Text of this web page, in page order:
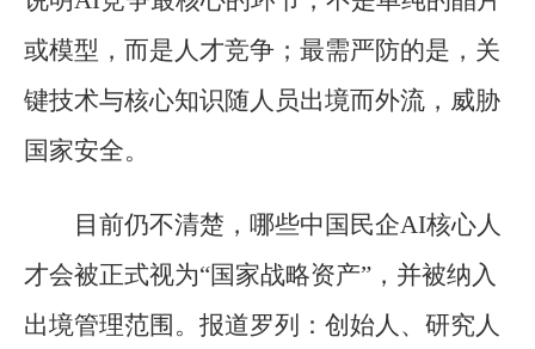
或模型，而是人才竞争；最需严防的是，关
键技术与核心知识随人员出境而外流，威胁
国家安全。
目前仍不清楚，哪些中国民企AI核心人
才会被正式视为“国家战略资产”，并被纳入
出境管理范围。报道罗列：创始人、研究人